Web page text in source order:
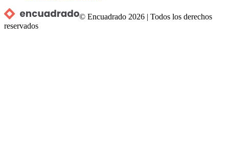
© Encuadrado 2026 |Todos los derechos
reservados